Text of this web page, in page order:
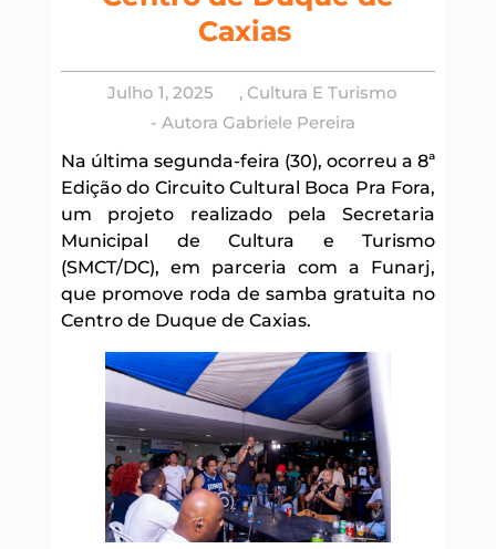
Caxias
Julho 1, 2025 , Cultura E Turismo
- Autora Gabriele Pereira
Na última segunda-feira (30), ocorreu a 8ª
Edição do Circuito Cultural Boca Pra Fora,
um projeto realizado pela Secretaria
Municipal de Cultura e Turismo
(SMCT/DC), em parceria com a Funarj,
que promove roda de samba gratuita no
Centro de Duque de Caxias.